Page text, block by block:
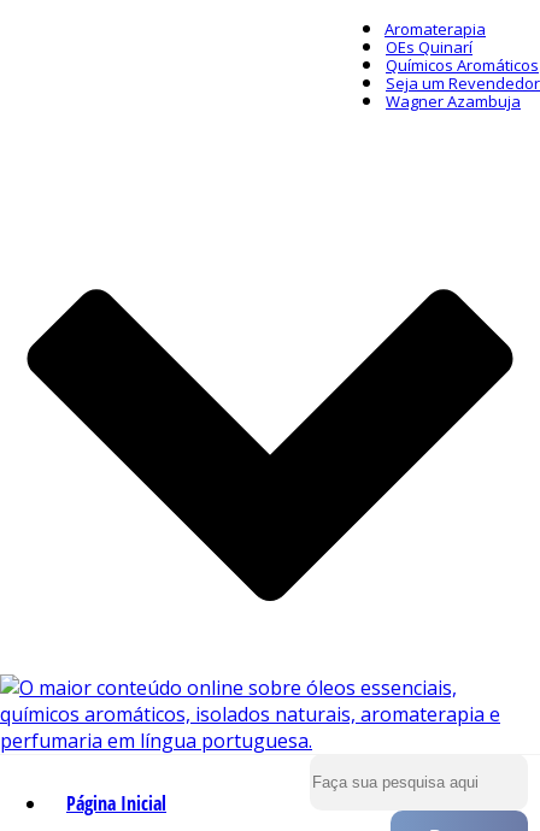
Aromaterapia
OEs Quinarí
Químicos Aromáticos
Seja um Revendedor
Wagner Azambuja
Página Inicial